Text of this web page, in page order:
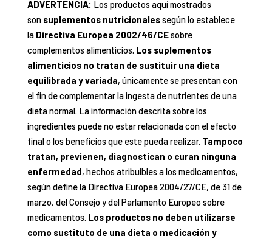
ADVERTENCIA: Los productos aquí mostrados
son suplementos nutricionalessegún lo establece
la Directiva Europea 2002/46/CEsobre
complementos alimenticios. Los suplementos
alimenticios no tratan de sustituir una dieta
equilibrada y variada, únicamente se presentan con
el fin de complementar la ingesta de nutrientes de una
dieta normal. La información descrita sobre los
ingredientes puede no estar relacionada con el efecto
final o los beneficios que este pueda realizar. Tampoco
tratan, previenen, diagnostican o curan ninguna
enfermedad, hechos atribuibles a los medicamentos,
según define la Directiva Europea 2004/27/CE, de 31 de
marzo, del Consejo y del Parlamento Europeo sobre
medicamentos. Los productos no deben utilizarse
como sustituto de una dieta o medicación y